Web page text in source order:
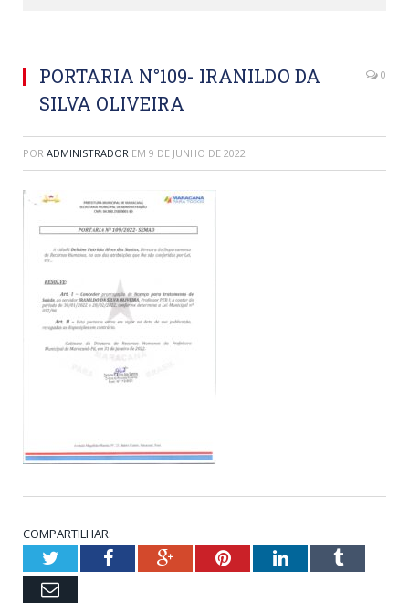
PORTARIA N°109- IRANILDO DA
SILVA OLIVEIRA
0
POR ADMINISTRADOR EM 9 DE JUNHO DE 2022
COMPARTILHAR:
TwitterFacebookGoogle+PinterestLinkedInTumblr
Email